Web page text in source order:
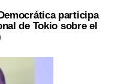
participa
de Tokio sobre el